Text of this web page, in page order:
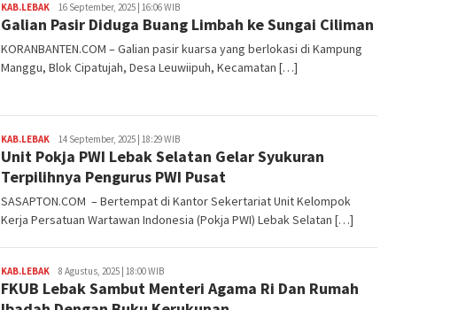
KAB.LEBAK Redaksi
16 September, 2025 | 16:06 WIB
Galian Pasir Diduga Buang Limbah ke Sungai Ciliman
KORANBANTEN.COM – Galian pasir kuarsa yang berlokasi di Kampung
Manggu, Blok Cipatujah, Desa Leuwiipuh, Kecamatan […]
KAB.LEBAK Redaksi
14 September, 2025 | 18:29 WIB
Unit Pokja PWI Lebak Selatan Gelar Syukuran
Terpilihnya Pengurus PWI Pusat
SASAPTON.COM – Bertempat di Kantor Sekertariat Unit Kelompok
Kerja Persatuan Wartawan Indonesia (Pokja PWI) Lebak Selatan […]
KAB.LEBAK Redaksi
8 Agustus, 2025 | 18:00 WIB
FKUB Lebak Sambut Menteri Agama Ri Dan Rumah